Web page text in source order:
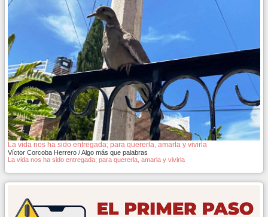
La vida nos ha sido entregada; para quererla, amarla y vivirla
Víctor Corcoba Herrero / Algo más que palabras
La vida nos ha sido entregada; para quererla, amarla y vivirla